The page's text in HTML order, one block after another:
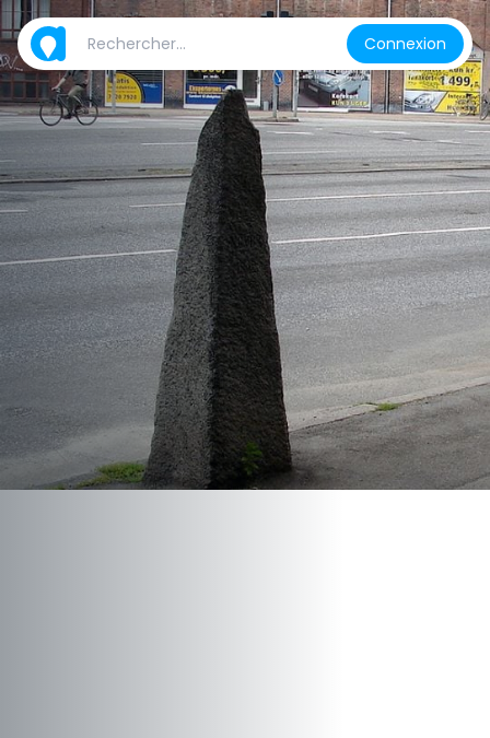
Connexion